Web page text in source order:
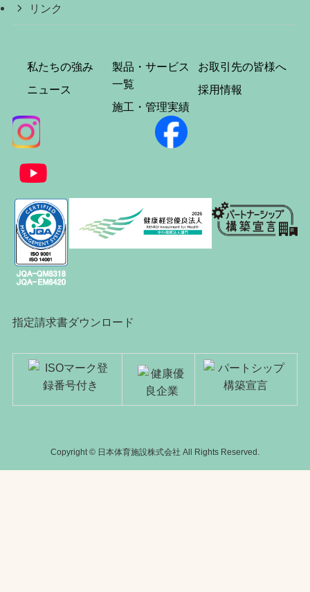
リンク
私たちの強み
ニュース
製品・サービス
一覧
施工・管理実績
お取引先の皆様へ
採用情報
指定請求書ダウンロード
Copyright © 日本体育施設株式会社 All Rights Reserved.